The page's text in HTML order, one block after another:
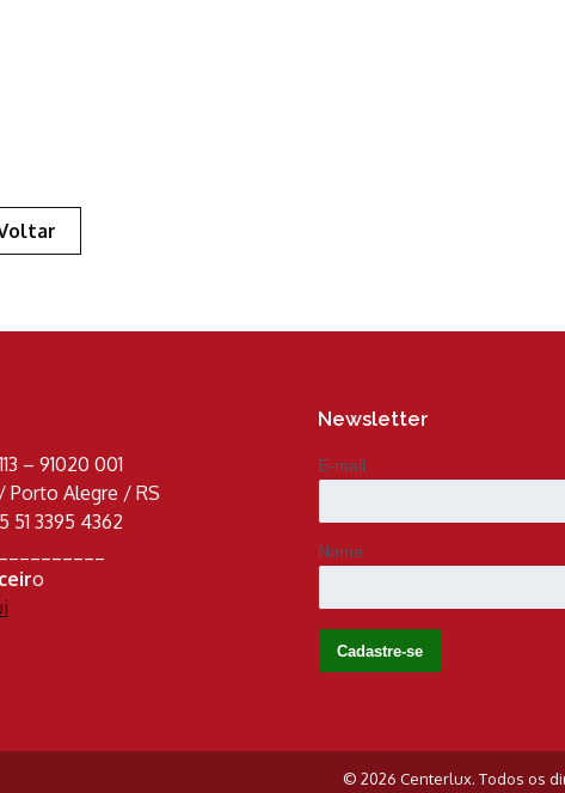
– 91020 001
Porto Alegre / RS
51 3395 4362
o
Newsletter
E-mail
Nome
© 2026 Centerlux. Todos os